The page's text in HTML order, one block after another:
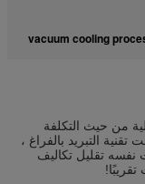
vacuum cooling
من حيث التكلفة
تقنية التبريد بالفراغ ،
نفسه تقليل تكاليف